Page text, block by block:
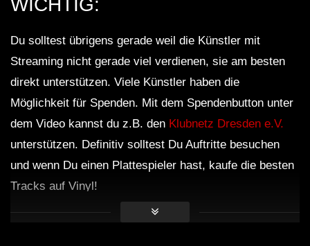
WICHTIG:
Du solltest übrigens gerade weil die Künstler mit
Streaming nicht gerade viel verdienen, sie am besten
direkt unterstützen. Viele Künstler haben die
Möglichkeit für Spenden. Mit dem Spendenbutton unter
dem Video kannst du z.B. den Klubnetz Dresden e.V.
unterstützen. Definitiv solltest Du Auftritte besuchen
und wenn Du einen Plattespieler hast, kaufe die besten
Tracks auf Vinyl!